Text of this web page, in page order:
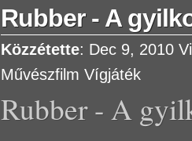
Rubber - A
Közzétette: Dec 9, 2010
Művészfilm Vígjáték
Rubber - A